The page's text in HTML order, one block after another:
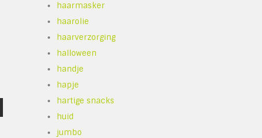
haarmasker
haarolie
haarverzorging
halloween
handje
hapje
hartige snacks
huid
jumbo